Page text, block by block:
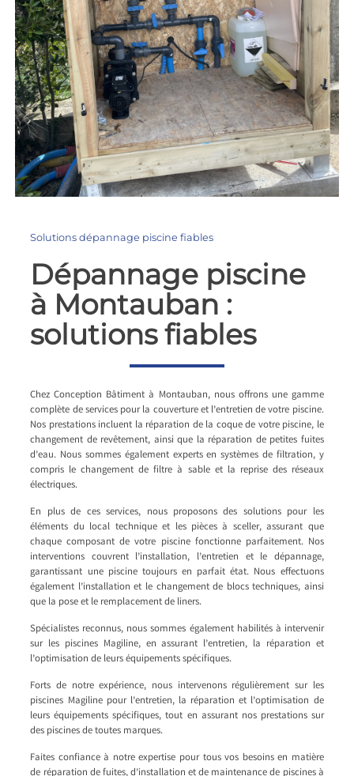
Solutions dépannage piscine fiables
Dépannage piscine
à Montauban :
solutions fiables
Chez Conception Bâtiment à Montauban, nous offrons une gamme
complète de services pour la couverture et l’entretien de votre piscine.
Nos prestations incluent la réparation de la coque de votre piscine, le
changement de revêtement, ainsi que la réparation de petites fuites
d’eau. Nous sommes également experts en systèmes de filtration, y
compris le changement de filtre à sable et la reprise des réseaux
électriques.
En plus de ces services, nous proposons des solutions pour les
éléments du local technique et les pièces à sceller, assurant que
chaque composant de votre piscine fonctionne parfaitement. Nos
interventions couvrent l’installation, l’entretien et le dépannage,
garantissant une piscine toujours en parfait état. Nous effectuons
également l’installation et le changement de blocs techniques, ainsi
que la pose et le remplacement de liners.
Spécialistes reconnus, nous sommes également habilités à intervenir
sur les piscines Magiline, en assurant l’entretien, la réparation et
l’optimisation de leurs équipements spécifiques.
Forts de notre expérience, nous intervenons régulièrement sur les
piscines Magiline pour l’entretien, la réparation et l’optimisation de
leurs équipements spécifiques, tout en assurant nos prestations sur
des piscines de toutes marques.
Faites confiance à notre expertise pour tous vos besoins en matière